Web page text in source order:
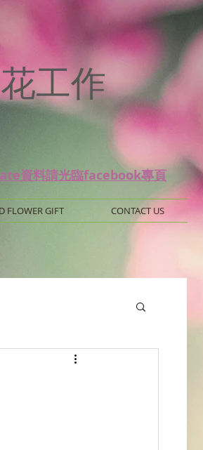
花工作
資料請光臨facebook專頁
FLOWER GIFT CONTACT US